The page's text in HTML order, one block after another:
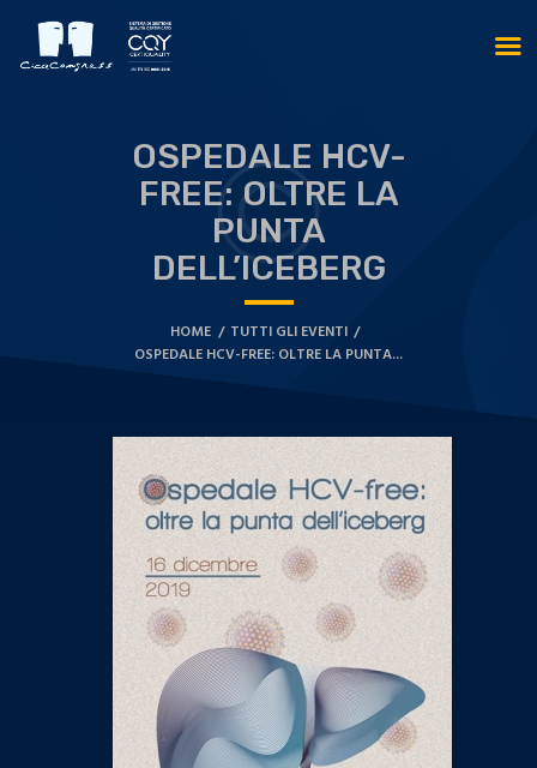
OSPEDALE HCV-
FREE: OLTRE LA
PUNTA
DELL’ICEBERG
HOME
TUTTI GLI EVENTI
OSPEDALE HCV-FREE: OLTRE LA PUNTA...